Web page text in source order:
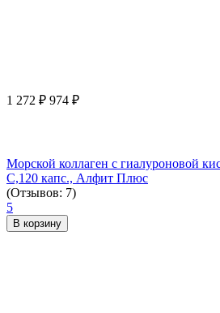
1 272 ₽ 974 ₽
Морской коллаген с гиалуроновой
С,120 капс., Алфит Плюс
(Отзывов: 7)
5
В корзину